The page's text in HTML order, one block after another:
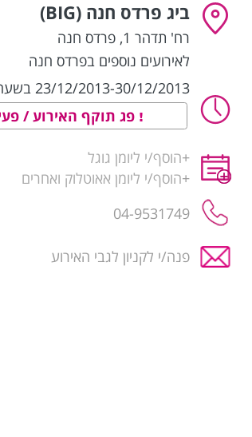
ביג פרדס חנה (BIG)
רח' תדהר 1 , פרדס חנה
לאירועים נוספים בפרדס חנה
23/12/2013-30/12/2013 בשעה 19:30
פג תוקף האירוע /
+הוסף/י ליומן גוגל
+הוסף/י ליומן אאוטלוק ואחרים
04-9531749
פנה/י לקניון לגבי האירוע